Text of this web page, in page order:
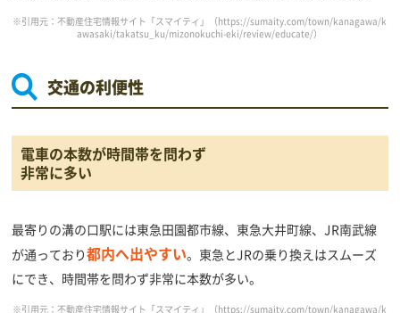
※引用元：不動産住宅情報サイト「スマイティ」（https://sumaity.com/town/kanagawa/k
awasaki/takatsu_ku/mizonokuchi-eki/review/educate/）
交通の利便性
電車の本数が時間帯を問わず
非常に多い
最寄りの溝の口駅には東急田園都市線、東急大井町線、JR南武線
が通っており都内へ出やすい。東急とJRの乗り換えはスムーズ
にでき、時間帯を問わず非常に本数が多い。
※引用元：不動産住宅情報サイト「スマイティ」（https://sumaity.com/town/kanagawa/k